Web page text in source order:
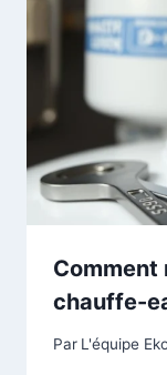
Comment
chauffe-
Par L'équipe